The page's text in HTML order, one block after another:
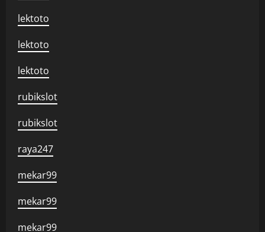
lektoto
lektoto
lektoto
rubikslot
rubikslot
raya247
mekar99
mekar99
mekar99